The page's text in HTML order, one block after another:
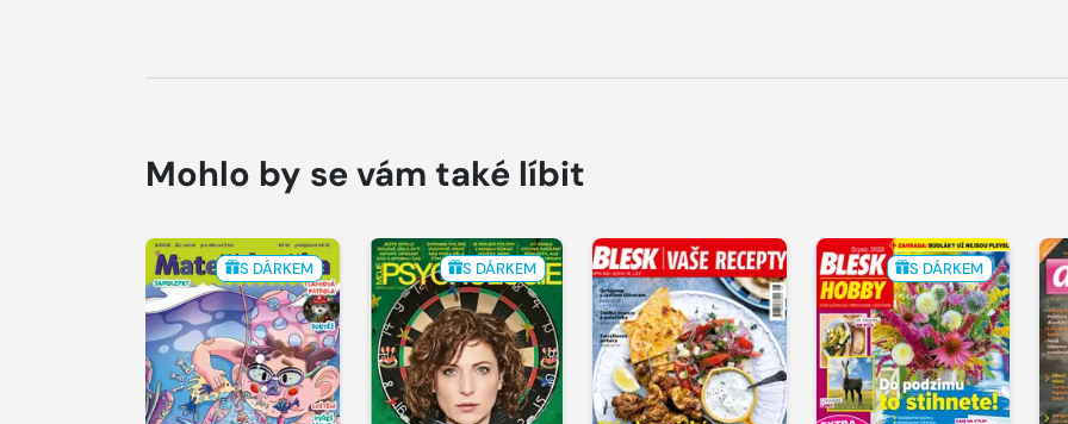
Mohlo by se vám také líbit
S DÁRKEM S DÁRKEM S DÁRKEM